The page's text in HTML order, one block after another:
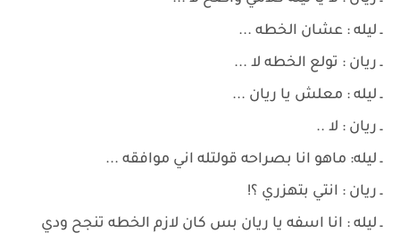
ـ ليله : عشان الخطه ...
ـ ريان : تولع الخطه لا ...
ـ ليله : معلش يا ريان ...
ـ ريان : لا ..
ـ ليله: ماهو انا بصراحه قولتله اني موافقه ...
ـ ريان : انتي بتهزري ؟!
ـ ليله : انا اسفه يا ريان بس كان لازم الخطه تنجح ودي